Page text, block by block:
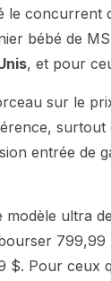
le concurrent
bébé de
, et pour
sur le
entrée de
modèle ultra
Pour ceux